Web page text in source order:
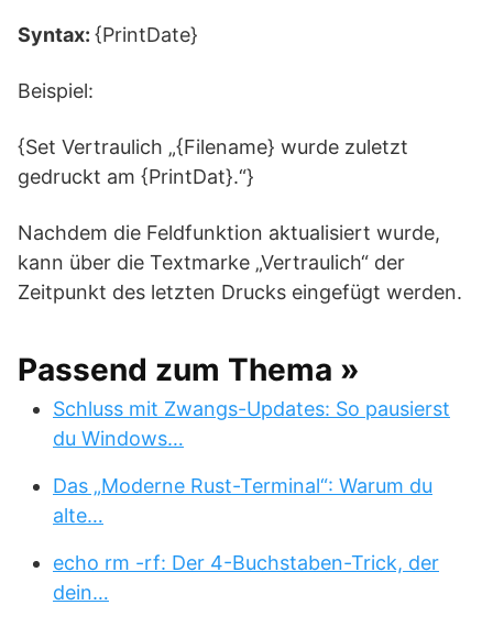
Syntax: {PrintDate}
Beispiel:
{Set Vertraulich „{Filename} wurde zuletzt
gedruckt am {PrintDat}.“}
Nachdem die Feldfunktion aktualisiert wurde,
kann über die Textmarke „Vertraulich“ der
Zeitpunkt des letzten Drucks eingefügt werden.
Passend zum Thema »
Schluss mit Zwangs-Updates: So pausierst
du Windows…
Das „Moderne Rust-Terminal“: Warum du
alte…
echo rm -rf: Der 4-Buchstaben-Trick, der
dein…